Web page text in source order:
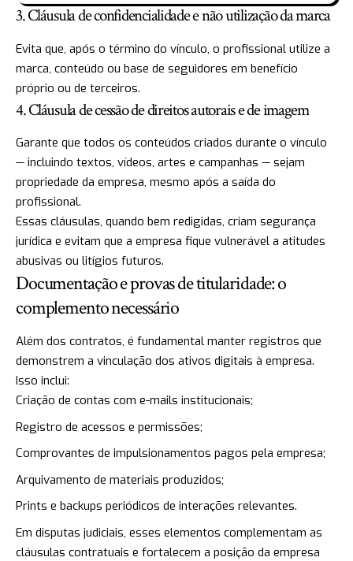
3. Cláusula de confidencialidade e não utilização da marca
Evita que, após o término do vínculo, o profissional utilize a
marca, conteúdo ou base de seguidores em benefício
próprio ou de terceiros.
4. Cláusula de cessão de direitos autorais e de imagem
Garante que todos os conteúdos criados durante o vínculo
— incluindo textos, vídeos, artes e campanhas — sejam
propriedade da empresa, mesmo após a saída do
profissional.
Essas cláusulas, quando bem redigidas, criam segurança
jurídica e evitam que a empresa fique vulnerável a atitudes
abusivas ou litígios futuros.
Documentação e provas de titularidade: o
complemento necessário
Além dos contratos, é fundamental manter registros que
demonstrem a vinculação dos ativos digitais à empresa.
Isso inclui:
Criação de contas com e-mails institucionais;
Registro de acessos e permissões;
Comprovantes de impulsionamentos pagos pela empresa;
Arquivamento de materiais produzidos;
Prints e backups periódicos de interações relevantes.
Em disputas judiciais, esses elementos complementam as
cláusulas contratuais e fortalecem a posição da empresa